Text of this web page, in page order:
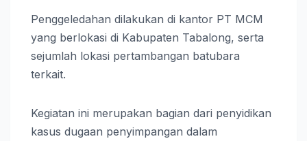
Penggeledahan dilakukan di kantor PT MCM
yang berlokasi di Kabupaten Tabalong, serta
sejumlah lokasi pertambangan batubara
terkait.
Kegiatan ini merupakan bagian dari penyidikan
kasus dugaan penyimpangan dalam